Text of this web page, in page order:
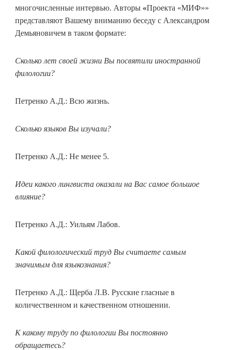
многочисленные интервью. Авторы «Проекта «МИФ»»
представляют Вашему вниманию беседу с Александром
Демьяновичем в таком формате:
Сколько лет своей жизни Вы посвятили иностранной
филологии?
Петренко А.Д.: Всю жизнь.
Сколько языков Вы изучали?
Петренко А.Д.: Не менее 5.
Идеи какого лингвиста оказали на Вас самое большое
влияние?
Петренко А.Д.: Уильям Лабов.
Какой филологический труд Вы считаете самым
значимым для языкознания?
Петренко А.Д.: Щерба Л.В. Русские гласные в
количественном и качественном отношении.
К какому труду по филологии Вы постоянно
обращаетесь?